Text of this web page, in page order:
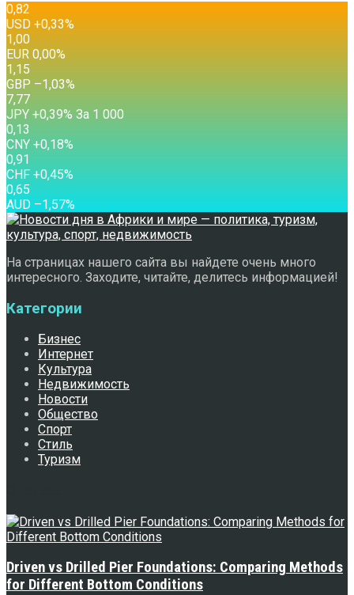
0,82
USD +0,33%
1,00
EUR 0,00%
1,15
GBP –1,03%
7,77
JPY +0,39% За 1 000
0,13
CNY +0,18%
0,91
CHF +0,45%
0,65
AUD –1,57%
На страницах нашего сайта вы найдете очень много
интересного. Заходите, читайте, делитесь информацией!
Категории
Бизнес
Интернет
Культура
Недвижимость
Новости
Общество
Спорт
Стиль
Туризм
Driven vs Drilled Pier Foundations: Comparing Methods
for Different Bottom Conditions